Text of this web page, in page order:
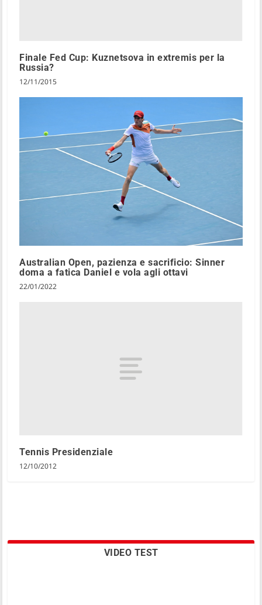
Finale Fed Cup: Kuznetsova in extremis per la
Russia?
12/11/2015
Australian Open, pazienza e sacrificio: Sinner
doma a fatica Daniel e vola agli ottavi
22/01/2022
Tennis Presidenziale
12/10/2012
VIDEO TEST